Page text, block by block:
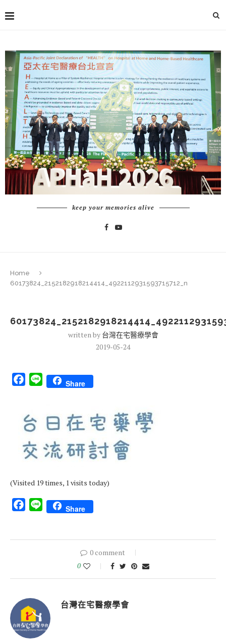
keep your memories alive
Home
60173824_2152182918214414_4922112931593715712_n
written by 台灣在宅醫療學會
2019-05-24
Facebook
Line Share
(Visited 19 times, 1 visits today)
Facebook
Line Share
0 comment
0
台灣在宅醫療學會